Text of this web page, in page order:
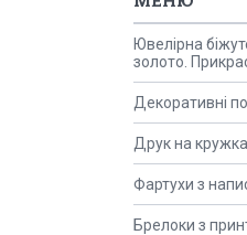
Ювелірна
золото.
Декоративні
Друк на
Фартухи з
Брелоки з